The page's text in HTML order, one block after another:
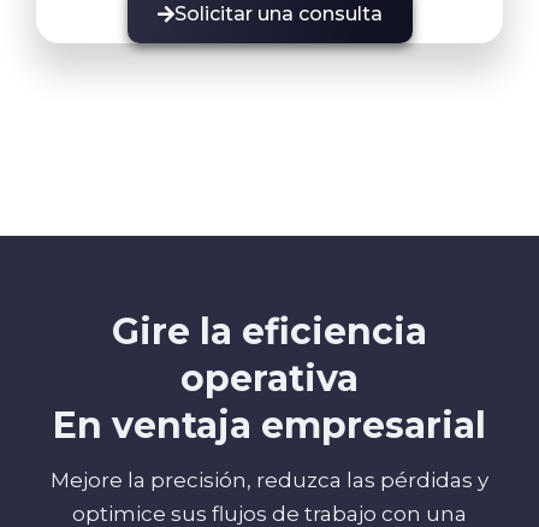
Solicitar una consulta
Gire la eficiencia
operativa
En ventaja empresarial
Mejore la precisión, reduzca las pérdidas y
optimice sus flujos de trabajo con una